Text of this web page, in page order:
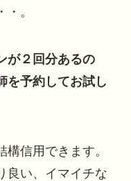
。
が２回分あるの
を予約してお試し
信用できます。
良い、イマイチな